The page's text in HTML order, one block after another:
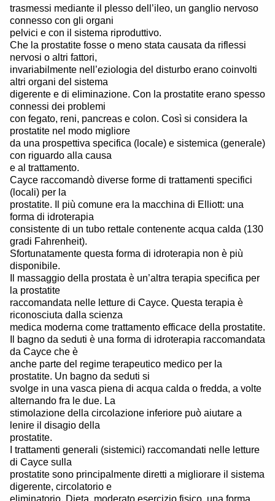
trasmessi mediante il plesso dell’ileo, un ganglio nervoso
connesso con gli organi
pelvici e con il sistema riproduttivo.
Che la prostatite fosse o meno stata causata da riflessi
nervosi o altri fattori,
invariabilmente nell’eziologia del disturbo erano coinvolti
altri organi del sistema
digerente e di eliminazione. Con la prostatite erano spesso
connessi dei problemi
con fegato, reni, pancreas e colon. Così si considera la
prostatite nel modo migliore
da una prospettiva specifica (locale) e sistemica (generale)
con riguardo alla causa
e al trattamento.
Cayce raccomandò diverse forme di trattamenti specifici
(locali) per la
prostatite. Il più comune era la macchina di Elliott: una
forma di idroterapia
consistente di un tubo rettale contenente acqua calda (130
gradi Fahrenheit).
Sfortunatamente questa forma di idroterapia non è più
disponibile.
Il massaggio della prostata è un’altra terapia specifica per
la prostatite
raccomandata nelle letture di Cayce. Questa terapia è
riconosciuta dalla scienza
medica moderna come trattamento efficace della prostatite.
Il bagno da seduti è una forma di idroterapia raccomandata
da Cayce che è
anche parte del regime terapeutico medico per la
prostatite. Un bagno da seduti si
svolge in una vasca piena di acqua calda o fredda, a volte
alternando fra le due. La
stimolazione della circolazione inferiore può aiutare a
lenire il disagio della
prostatite.
I trattamenti generali (sistemici) raccomandati nelle letture
di Cayce sulla
prostatite sono principalmente diretti a migliorare il sistema
digerente, circolatorio e
eliminatorio. Dieta, moderato esercizio fisico, una forma